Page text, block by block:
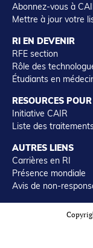
Abonnez-vous à
Mettre à jour votre
RI EN DEVENIR
RFE section
Rôle des
Étudiants en
RESOURCES
Initiative CAIR
Liste des
AUTRES LIENS
Carrières en RI
Présence mondiale
Avis de non-